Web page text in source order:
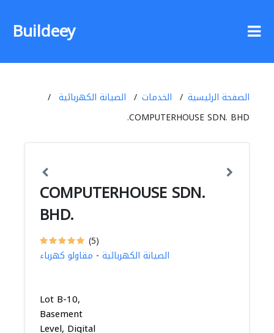
Buildeey
الصفحة الرئيسية الخدمات
الصيانة الكهربائية
COMPUTERHOUSE SDN. BHD.
COMPUTERHOUSE SDN.
BHD.
(5)
الصيانة الكهربائية - مقاولو كهرباء
Lot B-10,
Basement
Level, Digital